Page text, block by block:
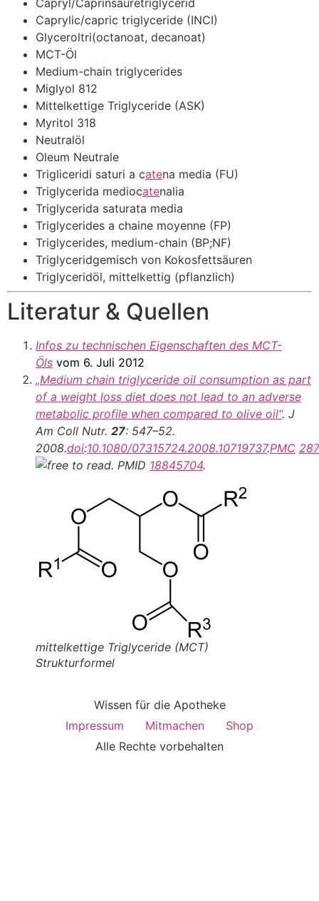
Caprylic/capric triglyceride (INCI)
Glyceroltri(octanoat, decanoat)
MCT-Öl
Medium-chain triglycerides
Miglyol 812
Mittelkettige Triglyceride (ASK)
Myritol 318
Neutralöl
Oleum Neutrale
Trigliceridi saturi a catena media (FU)
Triglycerida mediocatenalia
Triglycerida saturata media
Triglycerides a chaine moyenne (FP)
Triglycerides, medium-chain (BP;NF)
Triglyceridgemisch von Kokosfettsäuren
Triglyceridöl, mittelkettig (pflanzlich)
Literatur & Quellen
Infos zu technischen Eigenschaften des MCT-
Öls vom 6. Juli 2012
„Medium chain triglyceride oil consumption as part
of a weight loss diet does not lead to an adverse
metabolic profile when compared to olive oil“. J
Am Coll Nutr. 27: 547–52.
2008.doi:10.1080/07315724.2008.10719737.PMC
. PMID 18845704.
mittelkettige Triglyceride (MCT)
Strukturformel
Wissen für die Apotheke
Impressum
Mitmachen
Shop
Alle Rechte vorbehalten